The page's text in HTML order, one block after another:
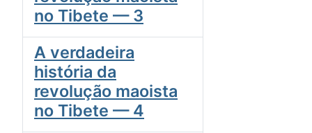
no Tibete — 3
A verdadeira
história da
revolução maoista
no Tibete — 4